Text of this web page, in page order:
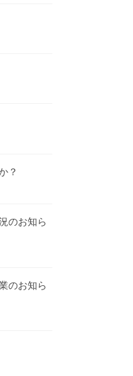
？
のお知ら
のお知ら